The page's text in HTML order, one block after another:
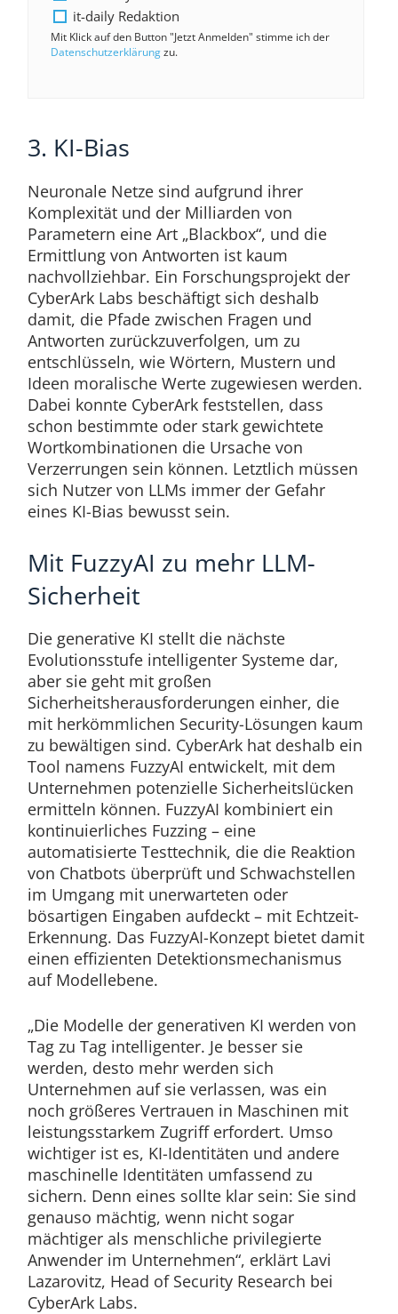
it-daily Redaktion
Mit Klick auf den Button "Jetzt Anmelden" stimme ich der
Datenschutzerklärungzu.
3. KI-Bias
Neuronale Netze sind aufgrund ihrer
Komplexität und der Milliarden von
Parametern eine Art „Blackbox“, und die
Ermittlung von Antworten ist kaum
nachvollziehbar. Ein Forschungsprojekt der
CyberArk Labs beschäftigt sich deshalb
damit, die Pfade zwischen Fragen und
Antworten zurückzuverfolgen, um zu
entschlüsseln, wie Wörtern, Mustern und
Ideen moralische Werte zugewiesen werden.
Dabei konnte CyberArk feststellen, dass
schon bestimmte oder stark gewichtete
Wortkombinationen die Ursache von
Verzerrungen sein können. Letztlich müssen
sich Nutzer von LLMs immer der Gefahr
eines KI-Bias bewusst sein.
Mit FuzzyAI zu mehr LLM-
Sicherheit
Die generative KI stellt die nächste
Evolutionsstufe intelligenter Systeme dar,
aber sie geht mit großen
Sicherheitsherausforderungen einher, die
mit herkömmlichen Security-Lösungen kaum
zu bewältigen sind. CyberArk hat deshalb ein
Tool namens FuzzyAI entwickelt, mit dem
Unternehmen potenzielle Sicherheitslücken
ermitteln können. FuzzyAI kombiniert ein
kontinuierliches Fuzzing – eine
automatisierte Testtechnik, die die Reaktion
von Chatbots überprüft und Schwachstellen
im Umgang mit unerwarteten oder
bösartigen Eingaben aufdeckt – mit Echtzeit-
Erkennung. Das FuzzyAI-Konzept bietet damit
einen effizienten Detektionsmechanismus
auf Modellebene.
„Die Modelle der generativen KI werden von
Tag zu Tag intelligenter. Je besser sie
werden, desto mehr werden sich
Unternehmen auf sie verlassen, was ein
noch größeres Vertrauen in Maschinen mit
leistungsstarkem Zugriff erfordert. Umso
wichtiger ist es, KI-Identitäten und andere
maschinelle Identitäten umfassend zu
sichern. Denn eines sollte klar sein: Sie sind
genauso mächtig, wenn nicht sogar
mächtiger als menschliche privilegierte
Anwender im Unternehmen“, erklärt Lavi
Lazarovitz, Head of Security Research bei
CyberArk Labs.